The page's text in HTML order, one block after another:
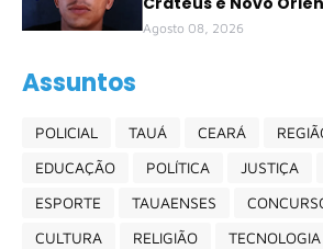
Agosto 08, 2026
Assuntos
POLICIAL TAUÁ CEARÁ
EDUCAÇÃO
POLÍTICA JUSTIÇA
ESPORTE
TAUAENSES
CULTURA
RELIGIÃO TECNOLOGIA